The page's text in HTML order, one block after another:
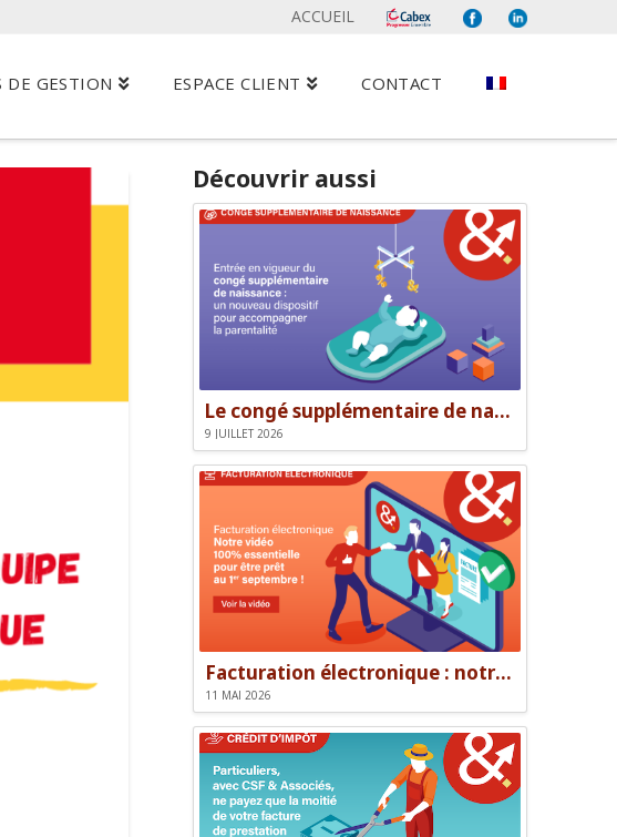
ACCUEIL
DE GESTION ESPACE CLIENT CONTACT
Découvrir aussi
Le congé supplémentaire de naissance
9 JUILLET 2026
Facturation électronique : notre vidéo pour être prêt le 1er septembre
11 MAI 2026